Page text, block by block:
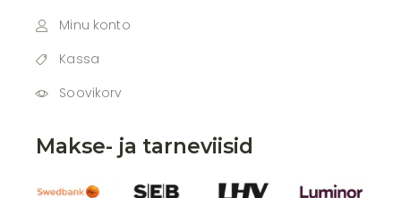
Minu konto
Kassa
Soovikorv
Makse- ja tarneviisid